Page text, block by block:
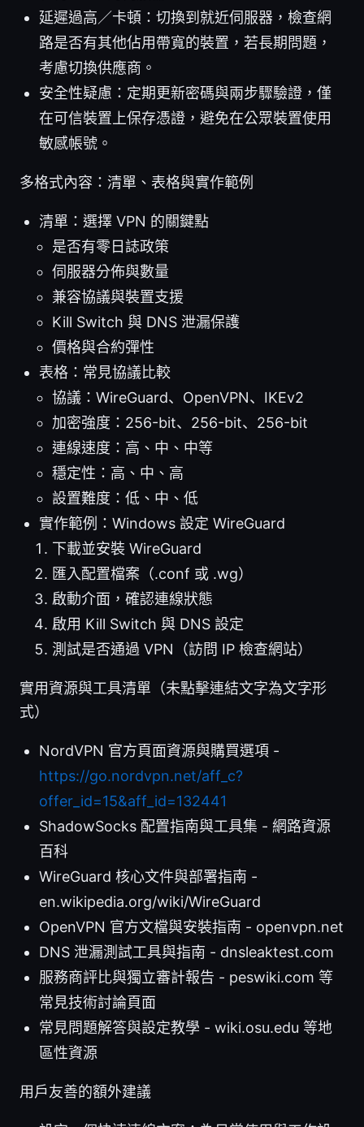
延遲過高／卡頓：切換到就近伺服器，檢查網
路是否有其他佔用帶寬的裝置，若長期問題，
考慮切換供應商。
安全性疑慮：定期更新密碼與兩步驟驗證，僅
在可信裝置上保存憑證，避免在公眾裝置使用
敏感帳號。
多格式內容：清單、表格與實作範例
清單：選擇 VPN 的關鍵點
是否有零日誌政策
伺服器分佈與數量
兼容協議與裝置支援
Kill Switch 與 DNS 泄漏保護
價格與合約彈性
表格：常見協議比較
協議：WireGuard、OpenVPN、IKEv2
加密強度：256-bit、256-bit、256-bit
連線速度：高、中、中等
穩定性：高、中、高
設置難度：低、中、低
實作範例：Windows 設定 WireGuard
下載並安裝 WireGuard
匯入配置檔案（.conf 或 .wg）
啟動介面，確認連線狀態
啟用 Kill Switch 與 DNS 設定
測試是否通過 VPN（訪問 IP 檢查網站）
實用資源與工具清單（未點擊連結文字為文字形
式）
NordVPN 官方頁面資源與購買選項 -
https://go.nordvpn.net/aff_c?
offer_id=15&aff_id=132441
ShadowSocks 配置指南與工具集 - 網路資源
百科
WireGuard 核心文件與部署指南 -
en.wikipedia.org/wiki/WireGuard
OpenVPN 官方文檔與安裝指南 - openvpn.net
DNS 泄漏測試工具與指南 - dnsleaktest.com
服務商評比與獨立審計報告 - peswiki.com 等
常見技術討論頁面
常見問題解答與設定教學 - wiki.osu.edu 等地
區性資源
用戶友善的額外建議